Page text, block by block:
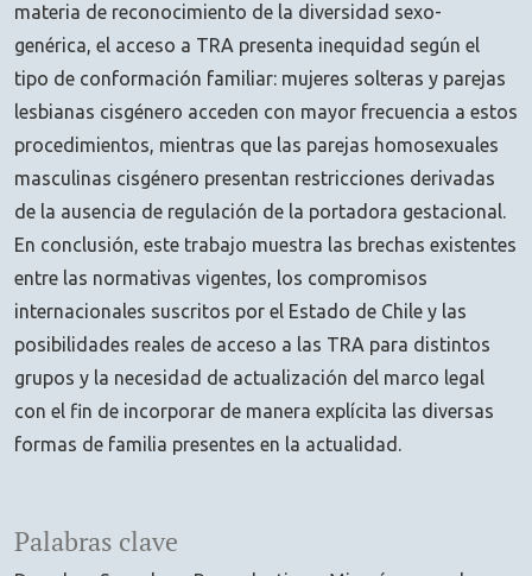
Palabras clave
materia de reconocimiento de la diversidad sexo-
genérica, el acceso a TRA presenta inequidad según el
tipo de conformación familiar: mujeres solteras y parejas
lesbianas cisgénero acceden con mayor frecuencia a estos
procedimientos, mientras que las parejas homosexuales
masculinas cisgénero presentan restricciones derivadas
de la ausencia de regulación de la portadora gestacional.
En conclusión, este trabajo muestra las brechas existentes
entre las normativas vigentes, los compromisos
internacionales suscritos por el Estado de Chile y las
posibilidades reales de acceso a las TRA para distintos
grupos y la necesidad de actualización del marco legal
con el fin de incorporar de manera explícita las diversas
formas de familia presentes en la actualidad.